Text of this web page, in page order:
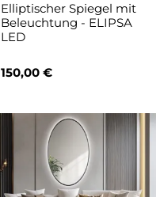
Elliptischer Spiegel mit
Beleuchtung - ELIPSA
LED
150,00 €